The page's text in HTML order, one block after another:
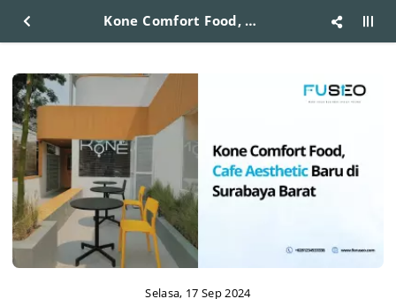
Kone Comfort Food, Cafe Aesthetic Baru di Surabaya Barat
Selasa, 17 Sep 2024